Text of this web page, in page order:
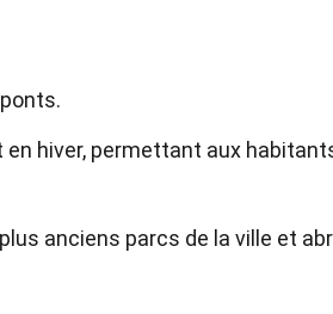
en hiver, permettant aux
anciens parcs de la ville et